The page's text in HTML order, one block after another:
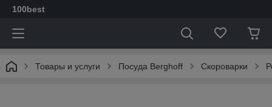
100best
Товары и услуги Посуда Berghoff Скороварки